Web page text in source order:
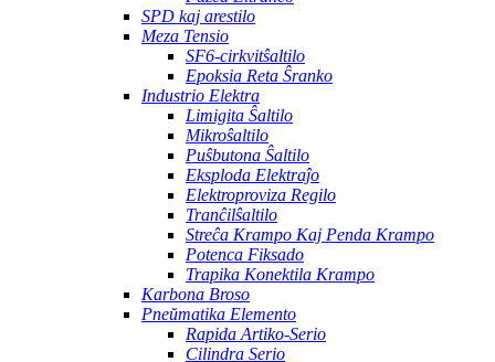
SPD kaj arestilo
Meza Tensio
SF6-cirkvitŝaltilo
Epoksia Reta Ŝranko
Industrio Elektra
Limigita Ŝaltilo
Mikroŝaltilo
Puŝbutona Ŝaltilo
Eksploda Elektraĵo
Elektroproviza Regilo
Tranĉilŝaltilo
Streĉa Krampo Kaj Penda Krampo
Potenca Fiksado
Trapika Konektila Krampo
Karbona Broso
Pneŭmatika Elemento
Rapida Artiko-Serio
Cilindra Serio